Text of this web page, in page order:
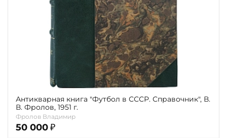
Антикварная книга "Футбол в СССР. Справочник", В.
В. Фролов, 1951 г.
Фролов Владимир
50 000 ₽